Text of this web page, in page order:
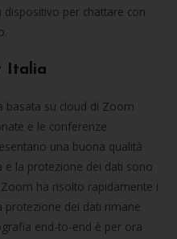
per chattare con
Italia
basata su cloud di Zoom
e le conferenze
una buona qualità
e la protezione dei dati sono
ha risolto rapidamente i
protezione dei dati rimane
end-to-end è per ora